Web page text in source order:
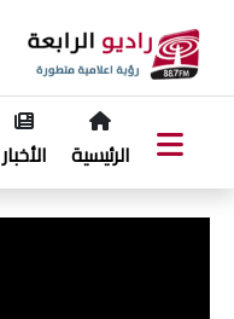
الرئيسية الأخبار